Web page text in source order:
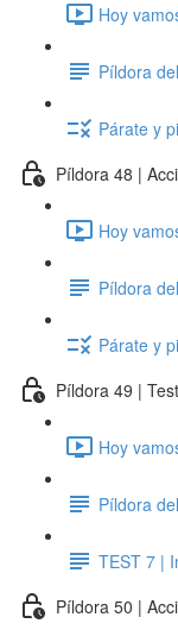
Hoy
Píldora
Párate y
Píldora 48 |
Hoy
Píldora
Párate y
Píldora 49 |
Hoy
Píldora
TEST 7 |
Píldora 50 |